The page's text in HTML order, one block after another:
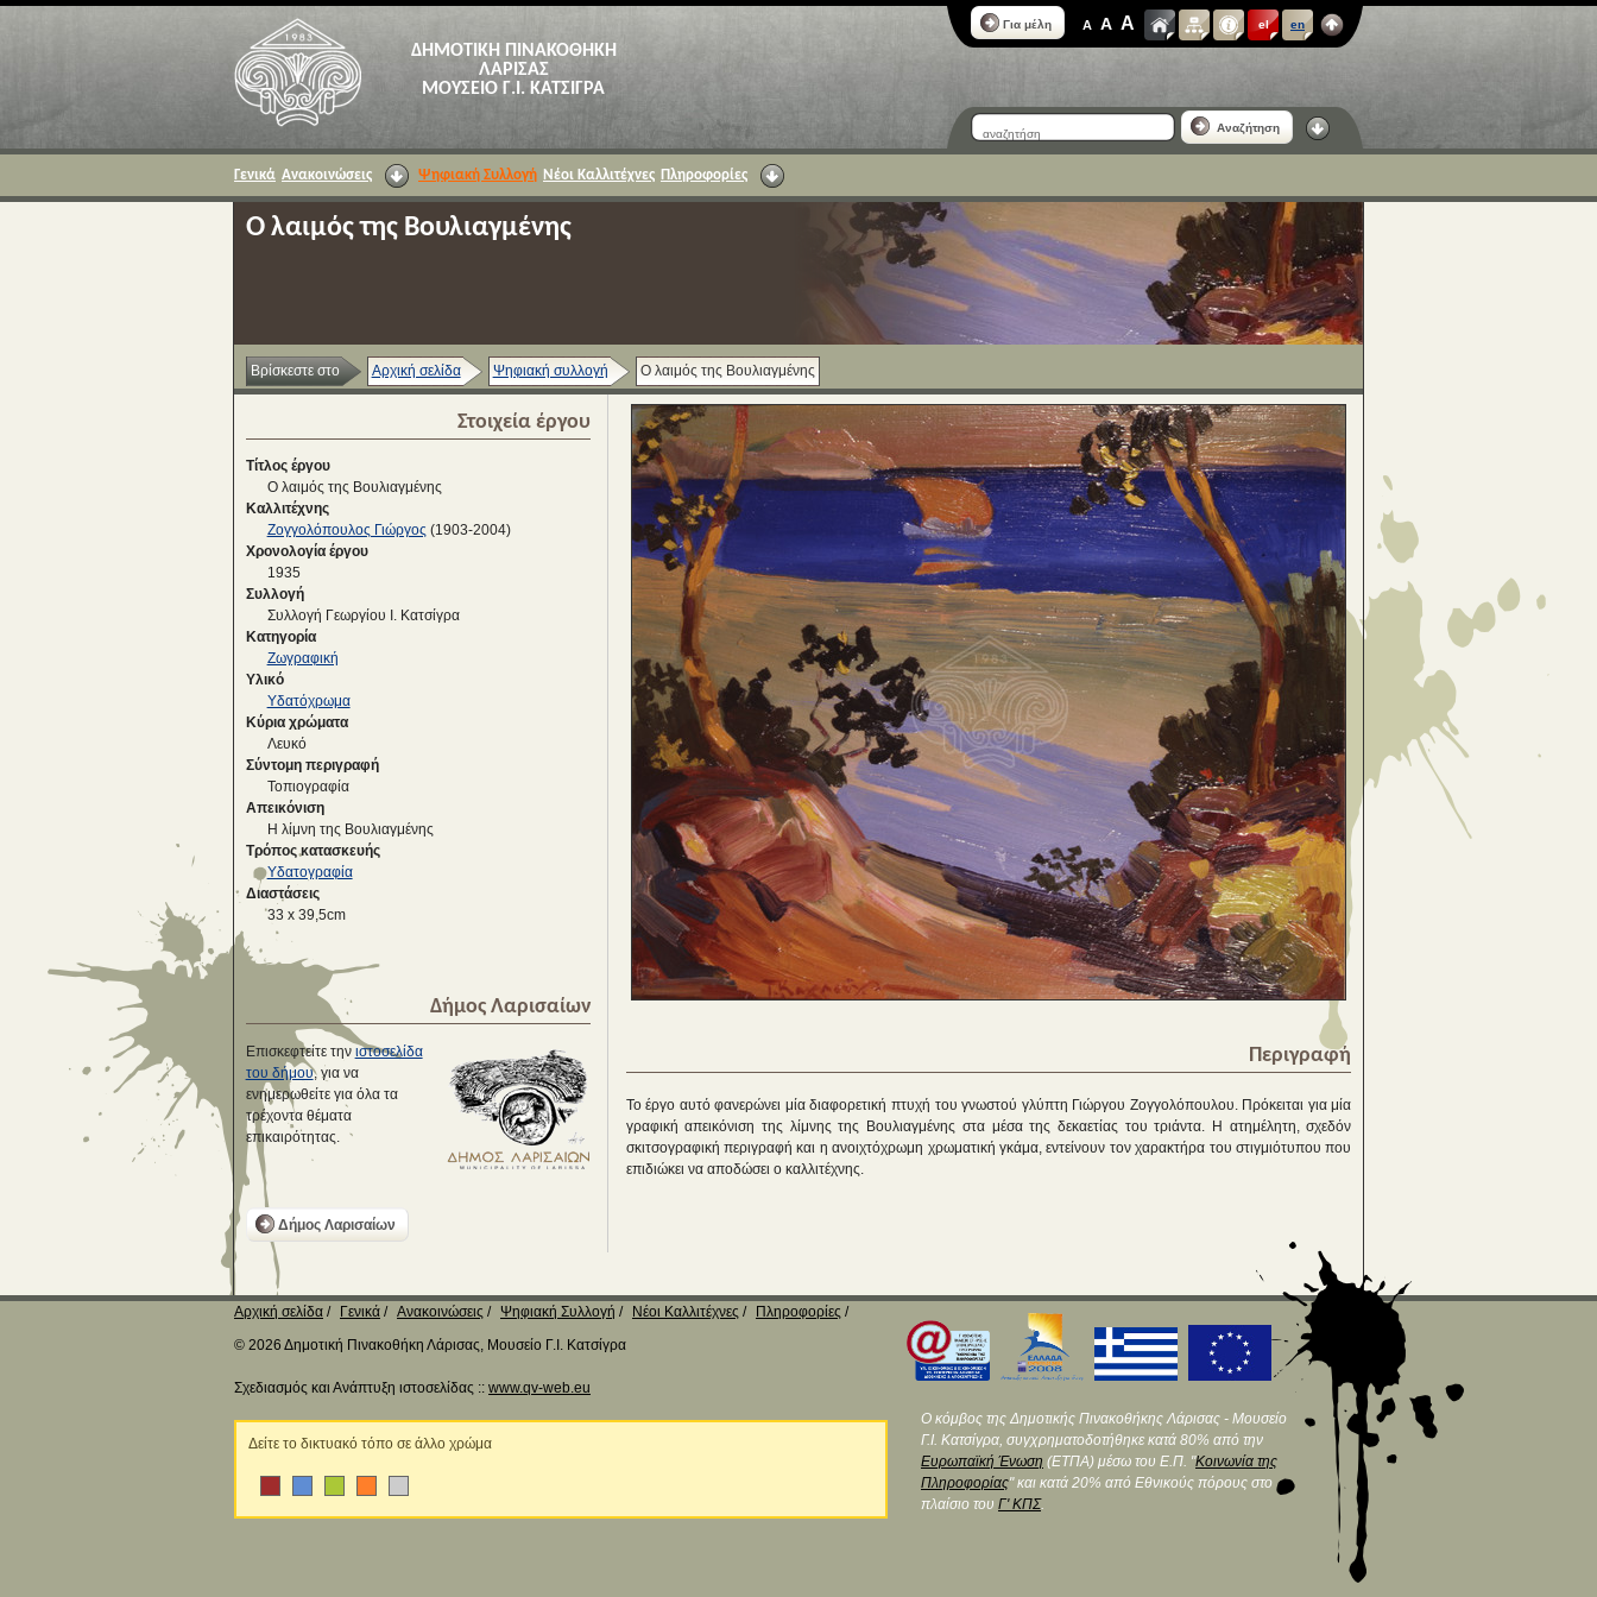
ΔΗΜΟΤΙΚΗ ΠΙΝΑΚΟΘΗΚΗ
ΛΑΡΙΣΑΣ
ΜΟΥΣΕΙΟ Γ.Ι. ΚΑΤΣΙΓΡΑ
Για μέλη A A A el en
Αναζήτηση
Γενικά Ανακοινώσεις Ψηφιακή Συλλογή Νέοι Καλλιτέχνες Πληροφορίες
Ο λαιμός της Βουλιαγμένης
Βρίσκεστε στο Αρχική σελίδα Ψηφιακή συλλογή Ο λαιμός της Βουλιαγμένης
Στοιχεία έργου
Τίτλος έργου
Ο λαιμός της Βουλιαγμένης
Καλλιτέχνης
Ζογγολόπουλος Γιώργος (1903-2004)
Χρονολογία έργου
1935
Συλλογή
Συλλογή Γεωργίου Ι. Κατσίγρα
Κατηγορία
Ζωγραφική
Υλικό
Υδατόχρωμα
Κύρια χρώματα
Λευκό
Σύντομη περιγραφή
Τοπιογραφία
Απεικόνιση
Η λίμνη της Βουλιαγμένης
Τρόπος κατασκευής
Υδατογραφία
Διαστάσεις
33 x 39,5cm
Δήμος Λαρισαίων
Επισκεφτείτε την ιστοσελίδα
του δήμου, για να
ενημερωθείτε για όλα τα
τρέχοντα θέματα
επικαιρότητας.
Δήμος Λαρισαίων
Περιγραφή
Το έργο αυτό φανερώνει μία διαφορετική πτυχή του γνωστού γλύπτη Γιώργου Ζογγολόπουλου. Πρόκειται για μία
γραφική απεικόνιση της λίμνης της Βουλιαγμένης στα μέσα της δεκαετίας του τριάντα. Η ατημέλητη, σχεδόν
σκιτσογραφική περιγραφή και η ανοιχτόχρωμη χρωματική γκάμα, εντείνουν τον χαρακτήρα του στιγμιότυπου που
επιδιώκει να αποδώσει ο καλλιτέχνης.
Αρχική σελίδα Γενικά Ανακοινώσεις Ψηφιακή Συλλογή Νέοι Καλλιτέχνες
Πληροφορίες
© 2026 Δημοτική Πινακοθήκη Λάρισας, Μουσείο Γ.Ι. Κατσίγρα
Σχεδιασμός και Ανάπτυξη ιστοσελίδας :: www.qv-web.eu
Δείτε το δικτυακό τόπο σε άλλο χρώμα
Ο κόμβος της Δημοτικής Πινακοθήκης Λάρισας - Μουσείο
Γ.Ι. Κατσίγρα, συγχρηματοδοτήθηκε κατά 80% από την
Ευρωπαϊκή Ένωση (ΕΤΠΑ) μέσω του Ε.Π. "Κοινωνία της
Πληροφορίας" και κατά 20% από Εθνικούς πόρους στο
πλαίσιο του Γ' ΚΠΣ.